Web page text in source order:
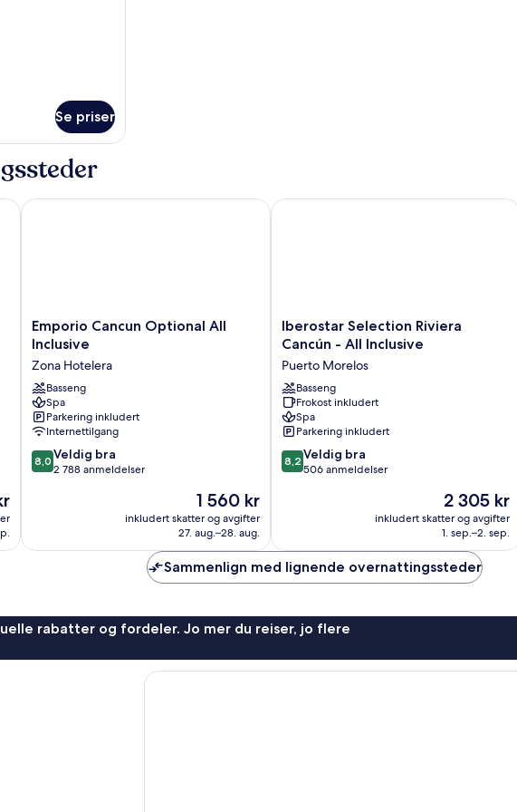
Se priser
Emporio
Cancun
All
Inclusive
Zona
Hotelera
Emporio Cancun Optional All
Inclusive
Zona Hotelera
Basseng
Spa
Parkering inkludert
Internettilgang
8.0
av
anmeldelser
8,0 Veldig bra
2 788 anmeldelser
Prisen
er
1 560 kr
1 560 kr
inkludert skatter og avgifter
27. aug.–28. aug.
Emporio Cancun Optional All Inclusive
Iberostar
Selection
Cancún
-
All
Inclusive
Puerto
Morelos
Iberostar Selection Riviera
Cancún - All Inclusive
Puerto Morelos
Basseng
Frokost inkludert
Spa
Parkering inkludert
8.2
av
anmeldelser
8,2 Veldig bra
506 anmeldelser
Prisen
er
2 305 kr
2 305 kr
inkludert skatter og avgifter
1. sep.–2. sep.
Iberostar Selection Riviera Cancún -
Sammenlign med lignende overnattingssteder
rabatter og fordeler. Jo mer du reiser, jo flere